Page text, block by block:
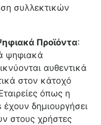
συλλεκτικών
Προϊόντα:
ψηφιακά
αυθεντικά
στον κάτοχό
όπως η
δημιουργήσει
στους χρήστες